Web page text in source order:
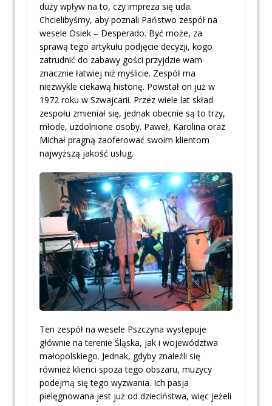
duży wpływ na to, czy impreza się uda.
Chcielibyśmy, aby poznali Państwo zespół na
wesele Osiek – Desperado. Być może, za
sprawą tego artykułu podjęcie decyzji, kogo
zatrudnić do zabawy gości przyjdzie wam
znacznie łatwiej niż myślicie. Zespół ma
niezwykle ciekawą historię. Powstał on już w
1972 roku w Szwajcarii. Przez wiele lat skład
zespołu zmieniał się, jednak obecnie są to trzy,
młode, uzdolnione osoby. Paweł, Karolina oraz
Michał pragną zaoferować swoim klientom
najwyższą jakość usług.
Ten zespół na wesele Pszczyna występuje
głównie na terenie Śląska, jak i województwa
małopolskiego. Jednak, gdyby znaleźli się
również klienci spoza tego obszaru, muzycy
podejmą się tego wyzwania. Ich pasja
pielęgnowana jest już od dzieciństwa, więc jeżeli